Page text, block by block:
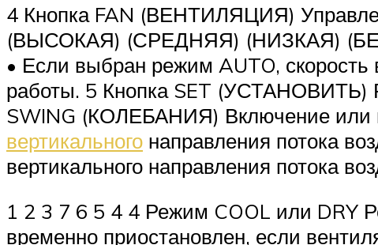
4 Кнопка FAN (ВЕНТИЛЯЦИЯ)
(ВЫСОКАЯ) (СРЕДНЯЯ) (НИЗКАЯ)
• Если выбран режим AUTO, скорость
работы. 5 Кнопка SET (УСТАНОВИТЬ)
SWING (КОЛЕБАНИЯ) Включение или
вертикального направления потока
вертикального направления потока
1 2 3 7 6 5 4 4 Режим COOL или DRY
временно приостановлен, если